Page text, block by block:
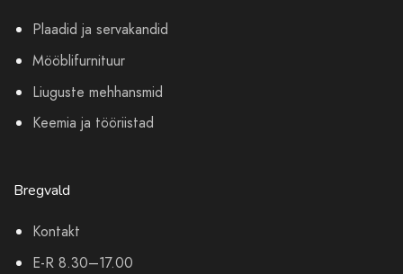
Plaadid ja servakandid
Mööblifurnituur
Liuguste mehhansmid
Keemia ja tööriistad
Bregvald
Kontakt
E-R 8.30–17.00